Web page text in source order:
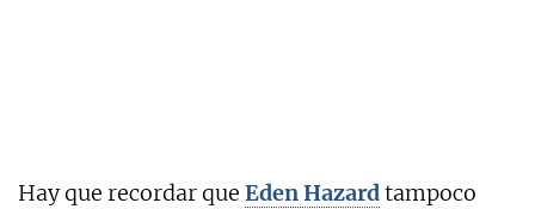
Hay que recordar que Eden Hazardtampoco